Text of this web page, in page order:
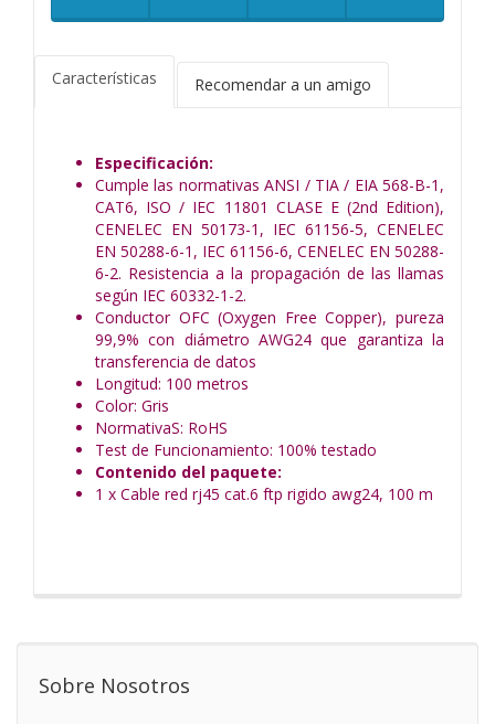
Características Recomendar a un amigo
Especificación:
Cumple las normativas ANSI / TIA / EIA 568-B-1,
CAT6, ISO / IEC 11801 CLASE E (2nd Edition),
CENELEC EN 50173-1, IEC 61156-5, CENELEC
EN 50288-6-1, IEC 61156-6, CENELEC EN 50288-
6-2. Resistencia a la propagación de las llamas
según IEC 60332-1-2.
Conductor OFC (Oxygen Free Copper), pureza
99,9% con diámetro AWG24 que garantiza la
transferencia de datos
Longitud: 100 metros
Color: Gris
NormativaS: RoHS
Test de Funcionamiento: 100% testado
Contenido del paquete:
1 x Cable red rj45 cat.6 ftp rigido awg24, 100 m
Sobre Nosotros